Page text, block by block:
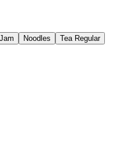
Jam Noodles Tea Regular